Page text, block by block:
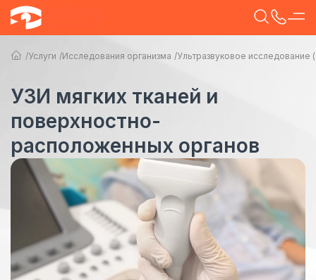
Услуги Исследования организма Ультразвуковое исследование
УЗИ мягких тканей и
поверхностно-
расположенных органов